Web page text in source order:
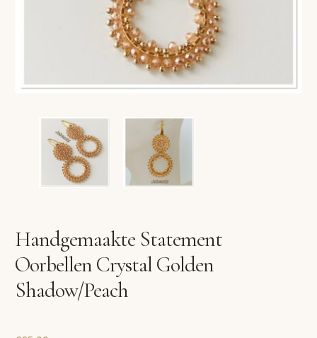
Handgemaakte Statement
Oorbellen Crystal Golden
Shadow/Peach